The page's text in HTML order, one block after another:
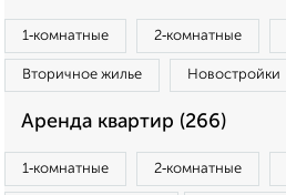
1‑комнатные 2‑комнатные
Вторичное жилье Новостройки
Аренда квартир (266)
1‑комнатные 2‑комнатные